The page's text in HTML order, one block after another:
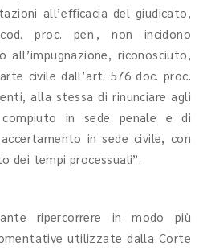
all’efficacia del giudicato,
proc. pen., non incidono
all’impugnazione, riconosciuto,
civile dall’art. 576 doc. proc.
alla stessa di rinunciare agli
compiuto in sede penale e di
in sede civile, con
dei tempi processuali”.
ripercorrere in modo più
utilizzate dalla Corte